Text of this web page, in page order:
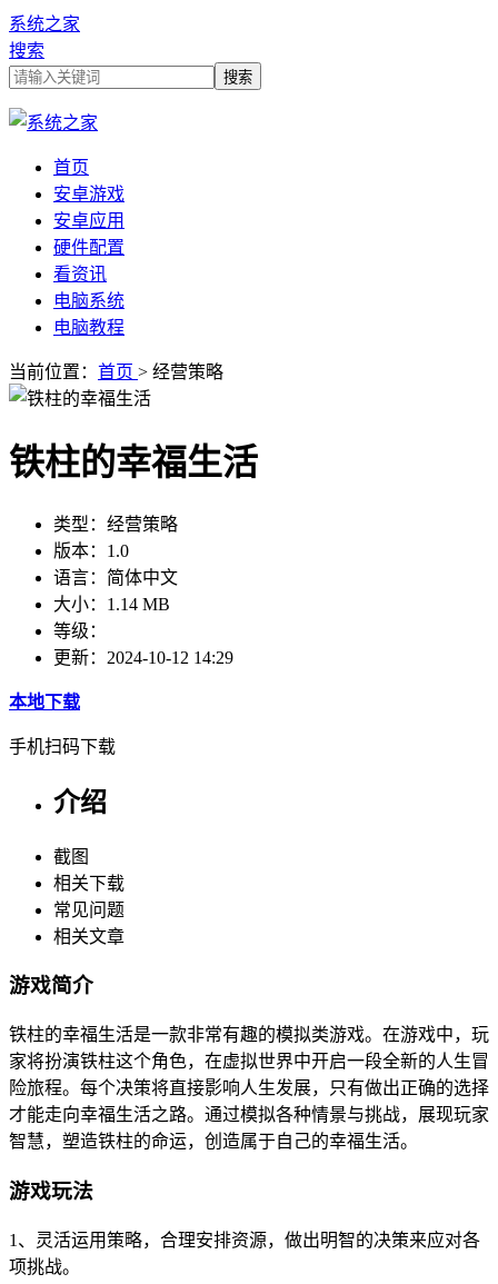
系统之家
搜索
首页
安卓游戏
安卓应用
硬件配置
看资讯
电脑系统
电脑教程
当前位置： 首页 > 经营策略
铁柱的幸福生活
类型： 经营策略
版本： 1.0
语言： 简体中文
大小： 1.14 MB
等级：
更新： 2024-10-12 14:29
本地下载
手机扫码下载
介绍
截图
相关下载
常见问题
相关文章
游戏简介
铁柱的幸福生活是一款非常有趣的模拟类游戏。在游戏中，玩
家将扮演铁柱这个角色，在虚拟世界中开启一段全新的人生冒
险旅程。每个决策将直接影响人生发展，只有做出正确的选择
才能走向幸福生活之路。通过模拟各种情景与挑战，展现玩家
智慧，塑造铁柱的命运，创造属于自己的幸福生活。
游戏玩法
1、灵活运用策略，合理安排资源，做出明智的决策来应对各
项挑战。